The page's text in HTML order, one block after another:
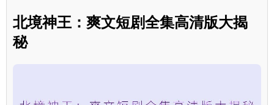
北境神王：爽文短剧全集高清版大揭
秘